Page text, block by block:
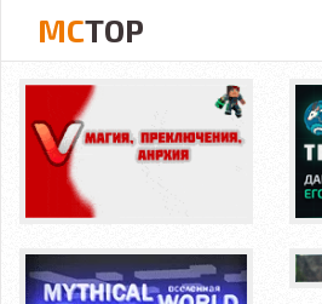
MCTOP